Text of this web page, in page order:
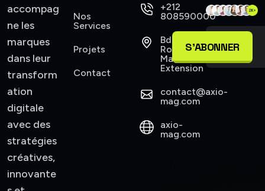
accompag
ne les
marques
dans leur
transform
ation
digitale
avec des
stratégies
créatives,
innovante
Nos
Services
Projets
Contact
+212
808590000
Bd
Roudani,
Maarif
Extension
contact@axio-
mag.com
axio-
mag.com
S'ABONNER